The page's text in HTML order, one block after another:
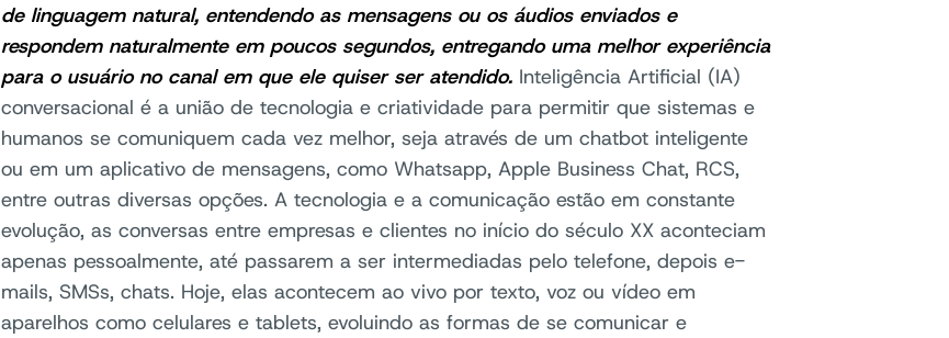
de linguagem natural, entendendo as mensagens ou os áudios enviados e
respondem naturalmente em poucos segundos, entregando uma melhor experiência
para o usuário no canal em que ele quiser ser atendido. Inteligência Artificial (IA)
conversacional é a união de tecnologia e criatividade para permitir que sistemas e
humanos se comuniquem cada vez melhor, seja através de um chatbot inteligente
ou em um aplicativo de mensagens, como Whatsapp, Apple Business Chat, RCS,
entre outras diversas opções. A tecnologia e a comunicação estão em constante
evolução, as conversas entre empresas e clientes no início do século XX aconteciam
apenas pessoalmente, até passarem a ser intermediadas pelo telefone, depois e-
mails, SMSs, chats. Hoje, elas acontecem ao vivo por texto, voz ou vídeo em
aparelhos como celulares e tablets, evoluindo as formas de se comunicar e